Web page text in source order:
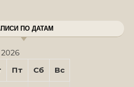
ПО ДАТАМ
Пт Сб Вс